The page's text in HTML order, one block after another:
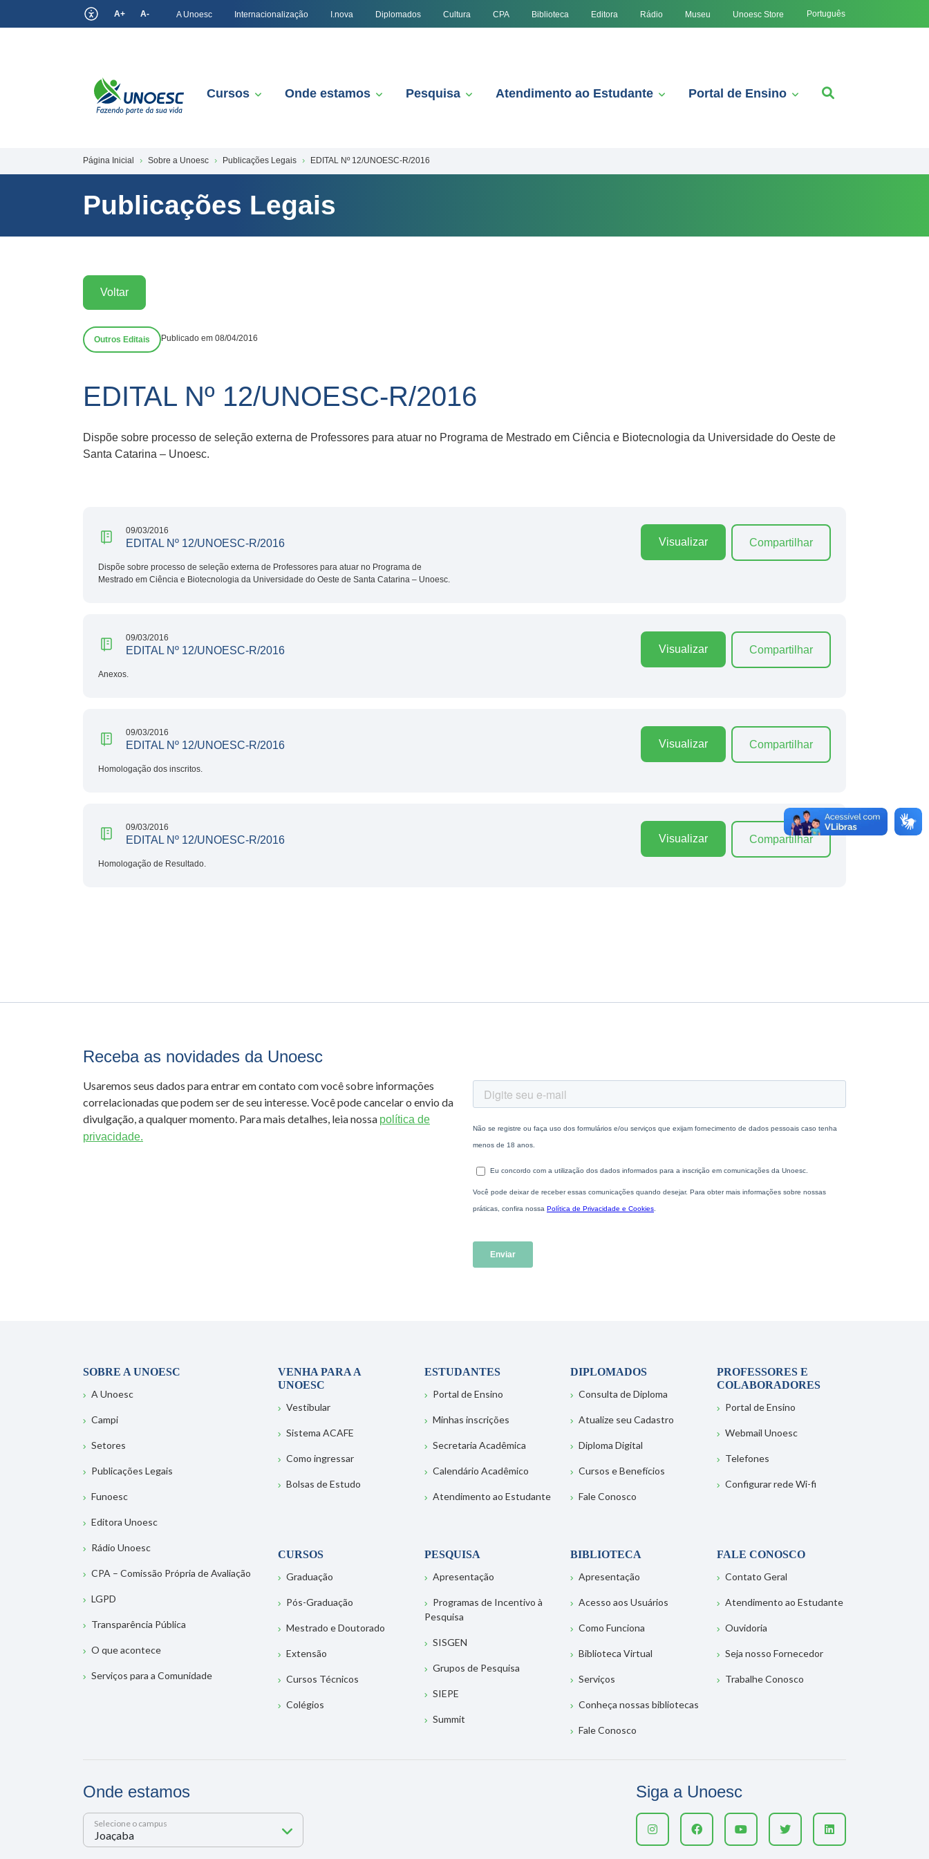
A+ A- A Unoesc Internacionalização I.nova Diplomados Cultura CPA Biblioteca Editora Rádio Museu Unoesc Store Português
Cursos Onde estamos Pesquisa Atendimento ao Estudante Portal de Ensino
Página Inicial Sobre a Unoesc Publicações Legais EDITAL Nº 12/UNOESC-R/2016
Publicações Legais
Voltar
Outros Editais Publicado em 08/04/2016
EDITAL Nº 12/UNOESC-R/2016
Dispõe sobre processo de seleção externa de Professores para atuar no Programa de Mestrado em Ciência e Biotecnologia da Universidade do Oeste de
Santa Catarina – Unoesc.
09/03/2016
EDITAL Nº 12/UNOESC-R/2016
Dispõe sobre processo de seleção externa de Professores para atuar no Programa de
Mestrado em Ciência e Biotecnologia da Universidade do Oeste de Santa Catarina – Unoesc.
Visualizar Compartilhar
09/03/2016
EDITAL Nº 12/UNOESC-R/2016
Anexos.
Visualizar Compartilhar
09/03/2016
EDITAL Nº 12/UNOESC-R/2016
Homologação dos inscritos.
Visualizar Compartilhar
09/03/2016
EDITAL Nº 12/UNOESC-R/2016
Homologação de Resultado.
Visualizar Compartilhar
Receba as novidades da Unoesc
Usaremos seus dados para entrar em contato com você sobre informações
correlacionadas que podem ser de seu interesse. Você pode cancelar o envio da
divulgação, a qualquer momento. Para mais detalhes, leia nossa política de
privacidade.
SOBRE A UNOESC
A Unoesc
Campi
Setores
Publicações Legais
Funoesc
Editora Unoesc
Rádio Unoesc
CPA – Comissão Própria de Avaliação
LGPD
Transparência Pública
O que acontece
Serviços para a Comunidade
VENHA PARA A
UNOESC
Vestibular
Sistema ACAFE
Como ingressar
Bolsas de Estudo
ESTUDANTES
Portal de Ensino
Minhas inscrições
Secretaria Acadêmica
Calendário Acadêmico
Atendimento ao Estudante
DIPLOMADOS
Consulta de Diploma
Atualize seu Cadastro
Diploma Digital
Cursos e Benefícios
Fale Conosco
PROFESSORES E
COLABORADORES
Portal de Ensino
Webmail Unoesc
Telefones
Configurar rede Wi-fi
CURSOS
Graduação
Pós-Graduação
Mestrado e Doutorado
Extensão
Cursos Técnicos
Colégios
PESQUISA
Apresentação
Programas de Incentivo à
Pesquisa
SISGEN
Grupos de Pesquisa
SIEPE
Summit
BIBLIOTECA
Apresentação
Acesso aos Usuários
Como Funciona
Biblioteca Virtual
Serviços
Conheça nossas bibliotecas
Fale Conosco
FALE CONOSCO
Contato Geral
Atendimento ao Estudante
Ouvidoria
Seja nosso Fornecedor
Trabalhe Conosco
Onde estamos
Selecione o campus
Siga a Unoesc